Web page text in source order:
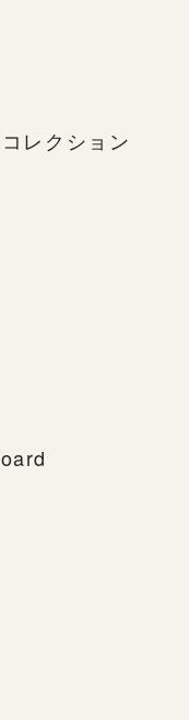
レクション